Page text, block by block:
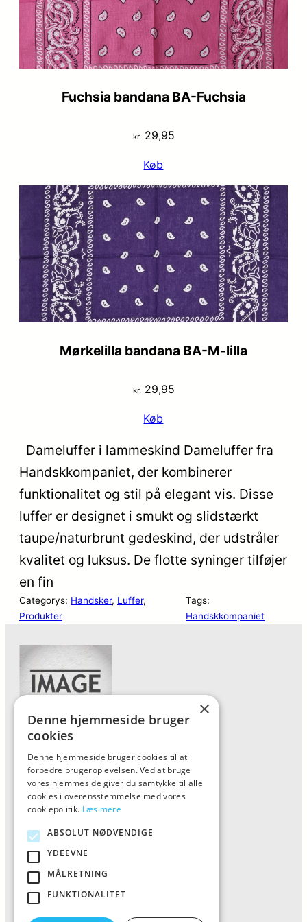
Fuchsia bandana BA-Fuchsia
kr.29,95
Køb
Mørkelilla bandana BA-M-lilla
kr. 29,95
Køb
Dameluffer i lammeskind Dameluffer fra
Handskkompaniet, der kombinerer
funktionalitet og stil på elegant vis. Disse
luffer er designet i smukt og slidstærkt
taupe/naturbrunt gedeskind, der udstråler
kvalitet og luksus. De flotte syninger tilføjer
en fin
Categorys: Handsker, Luffer
Produkter
Tags:
Handskkompaniet
Forside
Vis alle produkter
Kontakt
ALFA
Tlf: 7876 8672
×
Denne hjemmeside bruger
cookies
Denne hjemmeside bruger cookies til at
forbedre brugeroplevelsen. Ved at bruge
vores hjemmeside giver du samtykke til alle
cookies i overensstemmelse med vores
cookiepolitik. Læs mere
ABSOLUT NØDVENDIGE
YDEEVNE
MÅLRETNING
FUNKTIONALITET